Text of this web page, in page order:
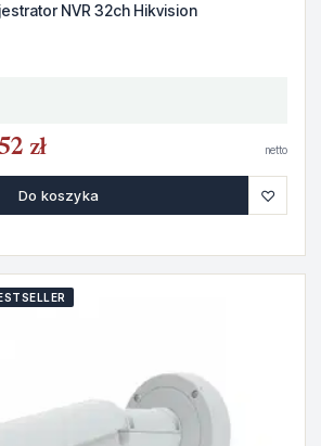
NVR 32ch Hikvision
zł netto
Do koszyka ♡